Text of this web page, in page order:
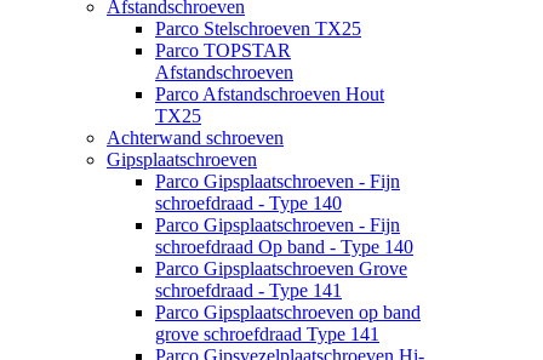
Afstandschroeven
Parco Stelschroeven TX25
Parco TOPSTAR
Afstandschroeven
Parco Afstandschroeven Hout
TX25
Achterwand schroeven
Gipsplaatschroeven
Parco Gipsplaatschroeven - Fijn
schroefdraad - Type 140
Parco Gipsplaatschroeven - Fijn
schroefdraad Op band - Type 140
Parco Gipsplaatschroeven Grove
schroefdraad - Type 141
Parco Gipsplaatschroeven op band
grove schroefdraad Type 141
Parco Gipsvezelplaatschroeven Hi-